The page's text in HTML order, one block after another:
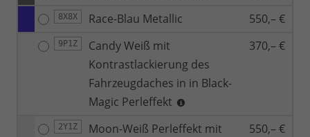
8X8X Race-Blau Metallic 550,– €
9P1Z
Candy Weiß mit
Kontrastlackierung des
Fahrzeugdaches in in Black-
Magic Perleffekt
370,– €
2Y1Z
Moon-Weiß Perleffekt mit
550,– €